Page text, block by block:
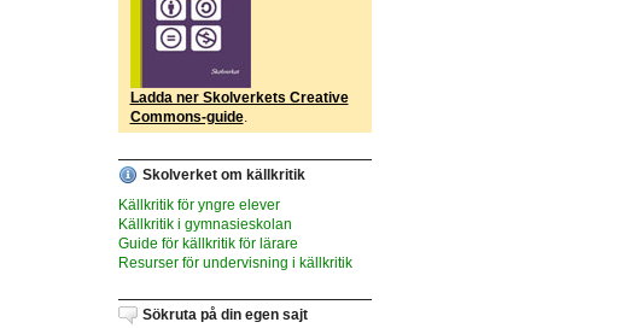
Ladda ner Skolverkets Creative
Commons-guide.
Skolverket om källkritik
Källkritik för yngre elever
Källkritik i gymnasieskolan
Guide för källkritik för lärare
Resurser för undervisning i källkritik
Sökruta på din egen sajt